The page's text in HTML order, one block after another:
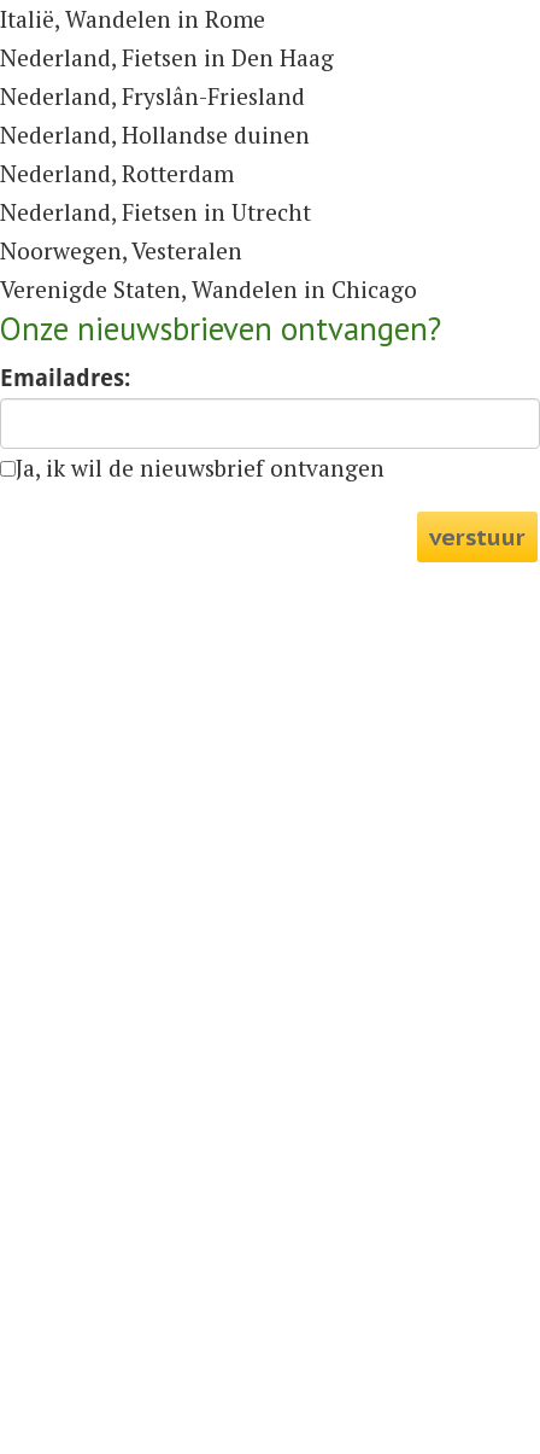
Italië, Wandelen in Rome
Nederland, Fietsen in Den Haag
Nederland, Fryslân-Friesland
Nederland, Hollandse duinen
Nederland, Rotterdam
Nederland, Fietsen in Utrecht
Noorwegen,Vesteralen
Verenigde Staten, Wandelen in Chicago
Onze nieuwsbrieven ontvangen?
Emailadres:
Ja, ik wil de nieuwsbrief ontvangen
verstuur